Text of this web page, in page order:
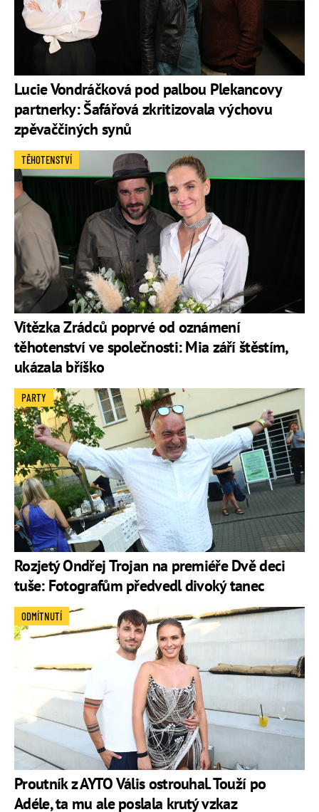
Lucie Vondráčková pod palbou Plekancovy
partnerky: Šafářová zkritizovala výchovu
zpěvaččiných synů
Vítězka Zrádců poprvé od oznámení
těhotenství ve společnosti: Mia září štěstím,
ukázala bříško
TĚHOTENSTVÍ
Rozjetý Ondřej Trojan na premiéře Dvě deci
tuše: Fotografům předvedl divoký tanec
PARTY
Proutník z AYTO Vális ostrouhal. Touží po
Adéle, ta mu ale poslala krutý vzkaz
ODMÍTNUTÍ